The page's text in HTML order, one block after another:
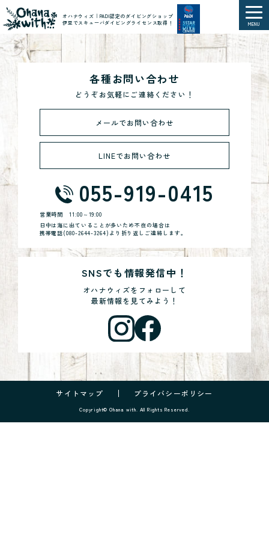
オハナウィズ｜PADI認定のダイビングショップ
伊豆でスキューバダイビングライセンス取得！
MENU
各種お問い合わせ
どうぞお気軽にご連絡ください！
メールでお問い合わせ
LINEでお問い合わせ
055-919-0415
営業時間11:00～19:00
日中は海に出ていることが多いため不在の場合は
携帯電話(080-2644-3264)より折り返しご連絡します。
SNSでも情報発信中！
オハナウィズをフォローして
最新情報を見てみよう！
サイトマップ プライバシーポリシー
Copyright© Ohana with. All Rights Reserved.